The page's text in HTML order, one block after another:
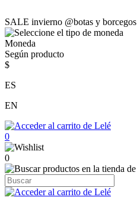
SALE invierno @botas y borcegos
Moneda
Según producto
$
ES
EN
0
0